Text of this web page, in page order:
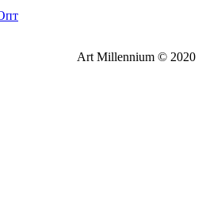
Art Millennium © 2020